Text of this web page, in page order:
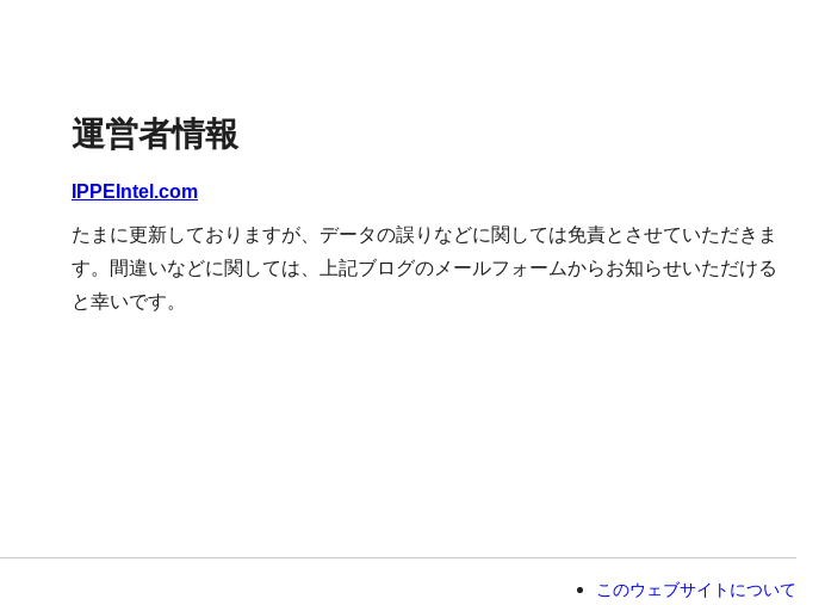
運営者情報
IPPEIntel.com
たまに更新しておりますが、データの誤りなどに関しては免責とさせていただきま
す。間違いなどに関しては、上記ブログのメールフォームからお知らせいただける
と幸いです。
このウェブサイトについて